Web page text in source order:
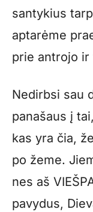
santykius
aptarėme
prie antrojo ir
Nedirbsi sau
panašaus į
kas yra čia,
po žeme.
nes aš
pavydus,